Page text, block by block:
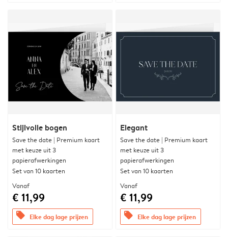
Stijlvolle bogen
Save the date | Premium kaart
met keuze uit 3
papierafwerkingen
Set van 10 kaarten
Vanaf
€ 11,99
offers Elke dag lage prijzen
Elegant
Save the date | Premium kaart
met keuze uit 3
papierafwerkingen
Set van 10 kaarten
Vanaf
€ 11,99
offers Elke dag lage prijzen